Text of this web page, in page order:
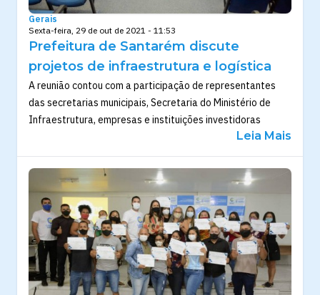
Gerais
Sexta-feira, 29 de out de 2021 - 11:53
Prefeitura de Santarém discute
projetos de infraestrutura e logística
A reunião contou com a participação de representantes
das secretarias municipais, Secretaria do Ministério de
Infraestrutura, empresas e instituições investidoras
Leia Mais